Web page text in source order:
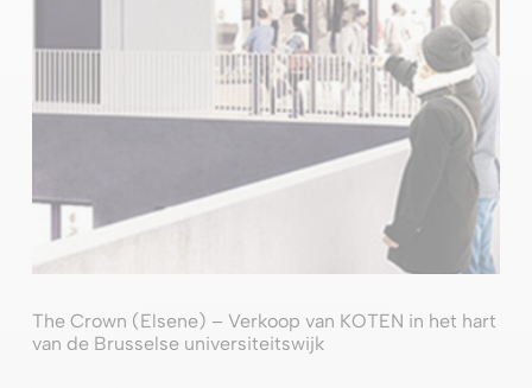
The Crown (Elsene) – Verkoop van KOTEN in het hart
van de Brusselse universiteitswijk